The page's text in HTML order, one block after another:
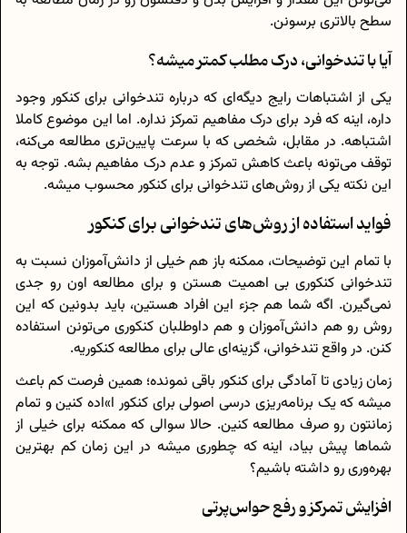
سطح بالاتری برسونن.
آیا با تندخوانی، درک مطلب کمتر میشه؟
یکی از اشتباهات رایج دیگه‌ای که درباره تندخوانی برای کنکور وجود
داره، اینه که فرد برای درک مفاهیم تمرکز نداره. اما این موضوع کاملا
اشتباهه. در مقابل، شخصی که با سرعت پایین‌تری مطالعه می‌کنه،
توقف می‌تونه باعث کاهش تمرکز و عدم درک مفاهیم بشه. توجه به
این نکته یکی از روش‌های تندخوانی برای کنکور محسوب میشه.
فواید استفاده از روش‌های تندخوانی برای کنکور
با تمام این توضیحات، ممکنه باز هم خیلی از دانش‌آموزان نسبت به
تندخوانی کنکوری بی اهمیت هستن و برای مطالعه اون رو جدی
نمی‌گیرن. اگه شما هم جزء این افراد هستین، باید بدونین که این
روش رو هم دانش‌آموزان و هم داوطلبان کنکوری می‌تونن استفاده
کنن. در واقع تندخوانی، گزینه‌ای عالی برای مطالعه کنکوریه.
زمان زیادی تا آمادگی برای کنکور باقی نمونده؛ همین فرصت کم باعث
میشه که یک برنامه‌ریزی درسی اصولی برای کنکور ا»اده کنین و تمام
زمانتون رو صرف مطالعه کنین. حالا سوالی که ممکنه برای خیلی از
شماها پیش بیاد، اینه که چطوری میشه در این زمان کم بهترین
بهره‌وری رو داشته باشیم؟
افزایش تمرکز و رفع حواس‌پرتی